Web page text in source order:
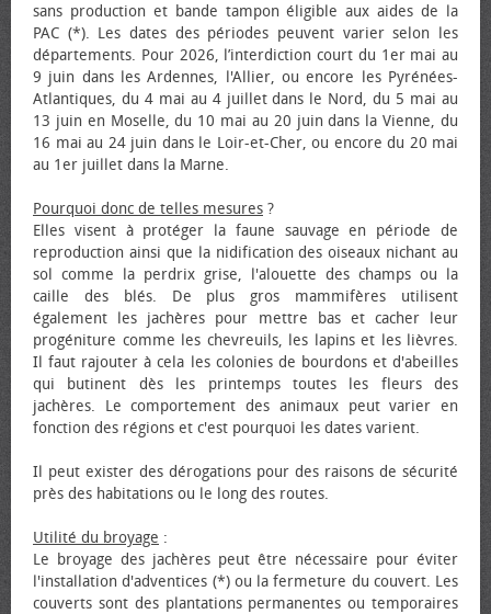
sans production et bande tampon éligible aux aides de la
PAC (*). Les dates des périodes peuvent varier selon les
départements. Pour 2026, l’interdiction court du 1er mai au
9 juin dans les Ardennes, l'Allier, ou encore les Pyrénées-
Atlantiques, du 4 mai au 4 juillet dans le Nord, du 5 mai au
13 juin en Moselle, du 10 mai au 20 juin dans la Vienne, du
16 mai au 24 juin dans le Loir-et-Cher, ou encore du 20 mai
au 1er juillet dans la Marne.
Pourquoi donc de telles mesures ?
Elles visent à protéger la faune sauvage en période de
reproduction ainsi que la nidification des oiseaux nichant au
sol comme la perdrix grise, l'alouette des champs ou la
caille des blés. De plus gros mammifères utilisent
également les jachères pour mettre bas et cacher leur
progéniture comme les chevreuils, les lapins et les lièvres.
Il faut rajouter à cela les colonies de bourdons et d'abeilles
qui butinent dès les printemps toutes les fleurs des
jachères. Le comportement des animaux peut varier en
fonction des régions et c'est pourquoi les dates varient.
Il peut exister des dérogations pour des raisons de sécurité
près des habitations ou le long des routes.
Utilité du broyage :
Le broyage des jachères peut être nécessaire pour éviter
l'installation d'adventices (*) ou la fermeture du couvert. Les
couverts sont des plantations permanentes ou temporaires